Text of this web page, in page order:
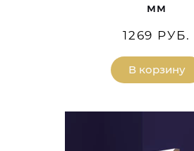
мм
1269 РУБ.
В корзину